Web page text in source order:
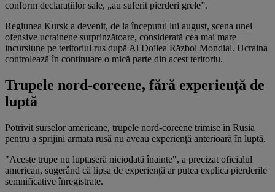
conform declarațiilor sale, „au suferit pierderi grele”.
Regiunea Kursk a devenit, de la începutul lui august, scena unei
ofensive ucrainene surprinzătoare, considerată cea mai mare
incursiune pe teritoriul rus după Al Doilea Război Mondial. Ucraina
controlează în continuare o mică parte din acest teritoriu.
Trupele nord-coreene, fără experiență de
luptă
Potrivit surselor americane, trupele nord-coreene trimise în Rusia
pentru a sprijini armata rusă nu aveau experiență anterioară în luptă.
"Aceste trupe nu luptaseră niciodată înainte", a precizat oficialul
american, sugerând că lipsa de experiență ar putea explica pierderile
semnificative înregistrate.